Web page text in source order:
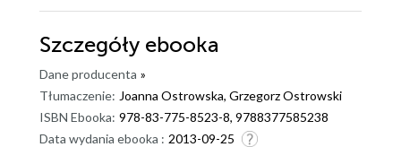
Szczegóły ebooka
Dane producenta »
Tłumaczenie: Joanna Ostrowska, Grzegorz Ostrowski
ISBN Ebooka: 978-83-775-8523-8, 9788377585238
Data wydania ebooka : 2013-09-25